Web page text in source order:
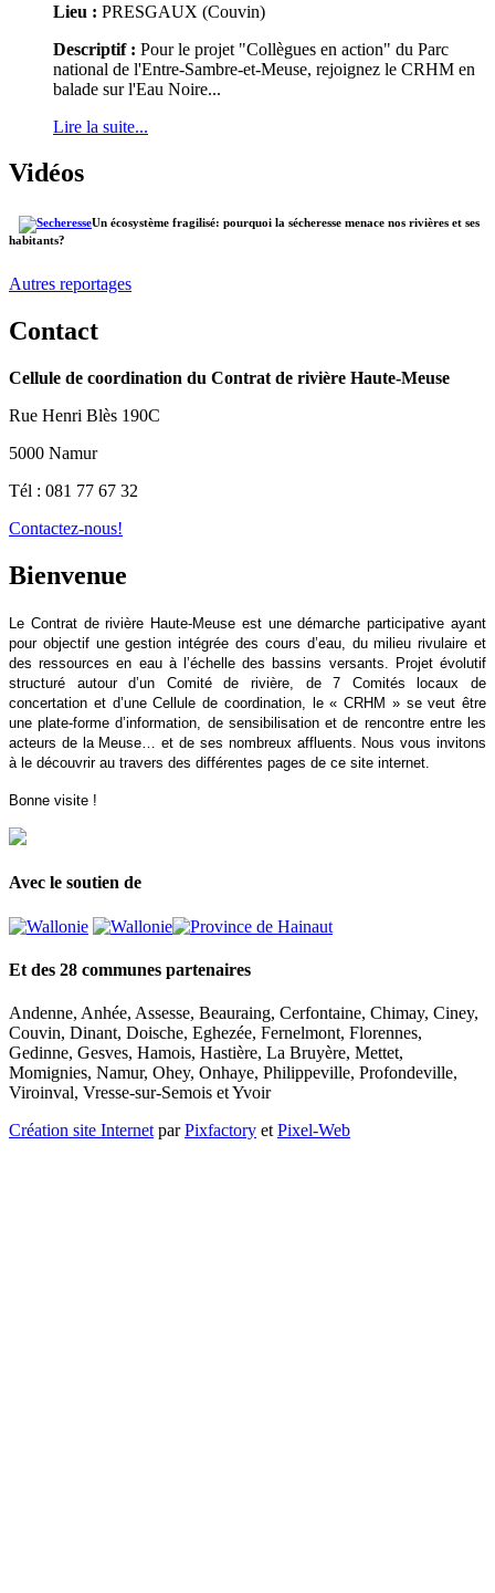
Lieu : PRESGAUX (Couvin)
Descriptif : Pour le projet "Collègues en action" du Parc
national de l'Entre-Sambre-et-Meuse, rejoignez le CRHM en
balade sur l'Eau Noire...
Lire la suite...
Vidéos
Un écosystème fragilisé: pourquoi la sécheresse menace nos rivières et ses
habitants?
Autres reportages
Contact
Cellule de coordination du Contrat de rivière Haute-Meuse
Rue Henri Blès 190C
5000 Namur
Tél : 081 77 67 32
Contactez-nous!
Bienvenue
Le Contrat de rivière Haute-Meuse est une démarche participative ayant
pour objectif une gestion intégrée des cours d’eau, du milieu rivulaire et
des ressources en eau à l’échelle des bassins versants. Projet évolutif
structuré autour d’un Comité de rivière, de 7 Comités locaux de
concertation et d’une Cellule de coordination, le « CRHM » se veut être
une plate-forme d’information, de sensibilisation et de rencontre entre les
acteurs de la Meuse… et de ses nombreux affluents. Nous vous invitons
à le découvrir au travers des différentes pages de ce site internet.
Bonne visite !
Avec le soutien de
Et des 28 communes partenaires
Andenne, Anhée, Assesse, Beauraing, Cerfontaine, Chimay, Ciney,
Couvin, Dinant, Doische, Eghezée, Fernelmont, Florennes,
Gedinne, Gesves, Hamois, Hastière, La Bruyère, Mettet,
Momignies, Namur, Ohey, Onhaye, Philippeville, Profondeville,
Viroinval, Vresse-sur-Semois et Yvoir
Création site Internet parPixfactory et Pixel-Web